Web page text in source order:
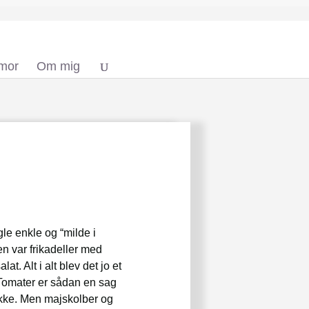
Om mig
enkle og “milde i
var frikadeller med
Alt i alt blev det jo et
er sådan en sag
Men majskolber og